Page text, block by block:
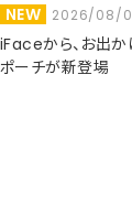
NEW 2026/08/
iFaceから、お出か
ポーチが新登場